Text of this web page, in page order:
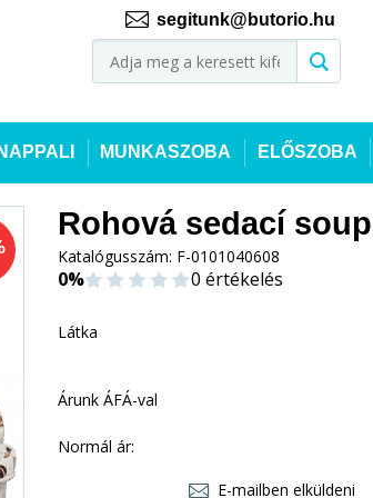
segitunk@butorio.hu
NAPPALI MUNKASZOBA ELŐSZOBA
Rohová sedací
Katalógusszám: F-0101040608
0% 0 értékelés
Látka
Árunk ÁFÁ-val
Normál ár:
E-mailben elküldeni